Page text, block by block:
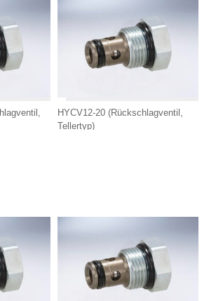
HYCV12-20 (Rückschlagventil,
Tellertyp)